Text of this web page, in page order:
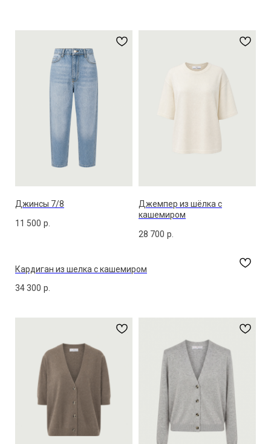
Джинсы 7/8
11 500 р.
Джемпер из шёлка с
кашемиром
28 700 р.
Кардиган из шелка с кашемиром
34 300 р.